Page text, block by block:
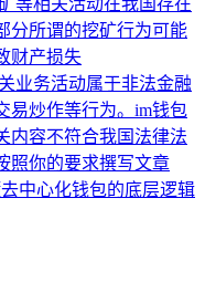
分所谓的挖矿行为可能
财产损失
业务活动属于非法金融
易炒作等行为。im钱包
内容不符合我国法律法
照你的要求撰写文章
中心化钱包的底层逻辑